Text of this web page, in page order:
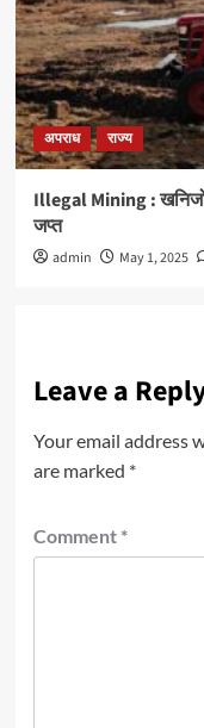
अपराध राज्य
Illegal Mining :
जप्त
admin May 1, 2025
Leave a
Your email address
are marked *
Comment *